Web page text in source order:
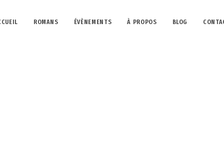
ROMANS ÉVÈNEMENTS À PROPOS BLOG